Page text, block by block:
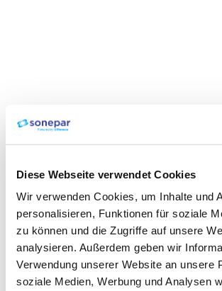
Diese Webseite verwendet Cookies
Wir verwenden Cookies, um Inhalte und
personalisieren, Funktionen für soziale
zu können und die Zugriffe auf unsere
analysieren. Außerdem geben wir
Verwendung unserer Website an unsere
soziale Medien, Werbung und Analysen